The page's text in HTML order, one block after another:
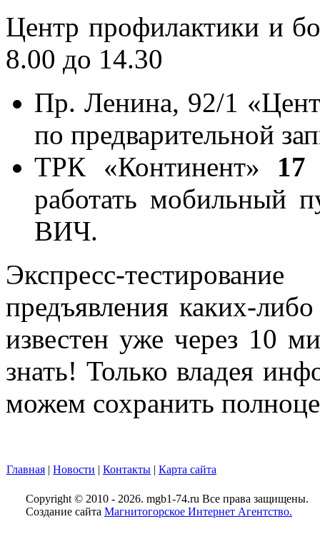
Центр профилактики и
8.00 до 14.30
Пр. Ленина, 92/1
по предварительной
ТРК «Континент»
работать мобильный
ВИЧ.
Экспресс-
предъявления каких-
известен уже через 10
знать! Только владея
можем сохранить
Главная | Новости | Контакты | Карта сайта
Copyright © 2010 - 2026. mgb1-74.ru Все права защищены.
Создание сайта Магнитогорское Интернет Агентство.